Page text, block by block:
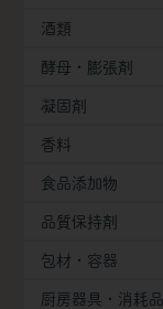
酒類
酵母・膨張剤
凝固剤
香料
食品添加物
品質保持剤
包材・容器
厨房器具・消耗品